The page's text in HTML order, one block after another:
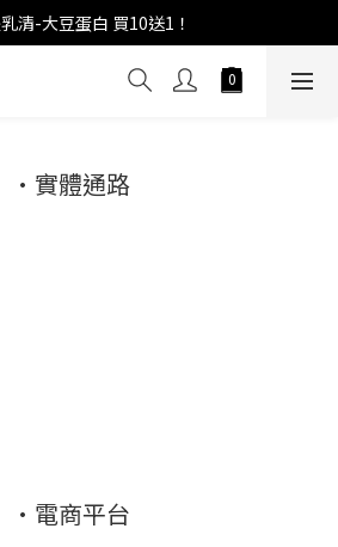
清-大豆蛋白 買10送1！
•實體通路
•電商平台